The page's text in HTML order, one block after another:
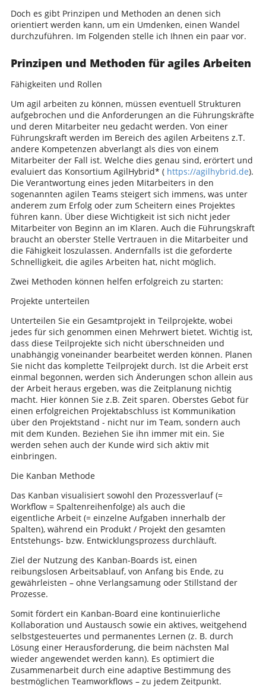
Doch es gibt Prinzipen und Methoden an denen sich
orientiert werden kann, um ein Umdenken, einen Wandel
durchzuführen. Im Folgenden stelle ich Ihnen ein paar vor.
Prinzipen und Methoden für agiles Arbeiten
Fähigkeiten und Rollen
Um agil arbeiten zu können, müssen eventuell Strukturen
aufgebrochen und die Anforderungen an die Führungskräfte
und deren Mitarbeiter neu gedacht werden. Von einer
Führungskraft werden im Bereich des agilen Arbeitens z.T.
andere Kompetenzen abverlangt als dies von einem
Mitarbeiter der Fall ist. Welche dies genau sind, erörtert und
evaluiert das Konsortium AgilHybrid* (https://agilhybrid.de).
Die Verantwortung eines jeden Mitarbeiters in den
sogenannten agilen Teams steigert sich immens, was unter
anderem zum Erfolg oder zum Scheitern eines Projektes
führen kann. Über diese Wichtigkeit ist sich nicht jeder
Mitarbeiter von Beginn an im Klaren. Auch die Führungskraft
braucht an oberster Stelle Vertrauen in die Mitarbeiter und
die Fähigkeit loszulassen. Andernfalls ist die geforderte
Schnelligkeit, die agiles Arbeiten hat, nicht möglich.
Zwei Methoden können helfen erfolgreich zu starten:
Projekte unterteilen
Unterteilen Sie ein Gesamtprojekt in Teilprojekte, wobei
jedes für sich genommen einen Mehrwert bietet. Wichtig ist,
dass diese Teilprojekte sich nicht überschneiden und
unabhängig voneinander bearbeitet werden können. Planen
Sie nicht das komplette Teilprojekt durch. Ist die Arbeit erst
einmal begonnen, werden sich Änderungen schon allein aus
der Arbeit heraus ergeben, was die Zeitplanung nichtig
macht. Hier können Sie z.B. Zeit sparen. Oberstes Gebot für
einen erfolgreichen Projektabschluss ist Kommunikation
über den Projektstand - nicht nur im Team, sondern auch
mit dem Kunden. Beziehen Sie ihn immer mit ein. Sie
werden sehen auch der Kunde wird sich aktiv mit
einbringen.
Die Kanban Methode
Das Kanban visualisiert sowohl den Prozessverlauf (=
Workflow = Spaltenreihenfolge) als auch die
eigentliche Arbeit (= einzelne Aufgaben innerhalb der
Spalten), während ein Produkt / Projekt den gesamten
Entstehungs- bzw. Entwicklungsprozess durchläuft.
Ziel der Nutzung des Kanban-Boards ist, einen
reibungslosen Arbeitsablauf, von Anfang bis Ende, zu
gewährleisten – ohne Verlangsamung oder Stillstand der
Prozesse.
Somit fördert ein Kanban-Board eine kontinuierliche
Kollaboration und Austausch sowie ein aktives, weitgehend
selbstgesteuertes und permanentes Lernen (z. B. durch
Lösung einer Herausforderung, die beim nächsten Mal
wieder angewendet werden kann). Es optimiert die
Zusammenarbeit durch eine adaptive Bestimmung des
bestmöglichen Teamworkflows – zu jedem Zeitpunkt.